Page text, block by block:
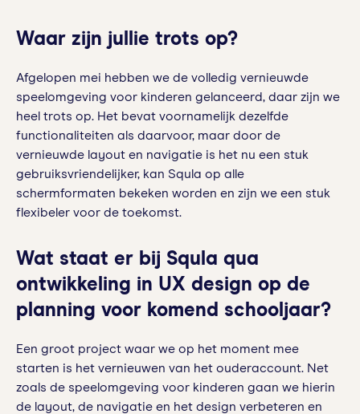
Waar zijn jullie trots op?
Afgelopen mei hebben we de volledig vernieuwde
speelomgeving voor kinderen gelanceerd, daar zijn we
heel trots op. Het bevat voornamelijk dezelfde
functionaliteiten als daarvoor, maar door de
vernieuwde layout en navigatie is het nu een stuk
gebruiksvriendelijker, kan Squla op alle
schermformaten bekeken worden en zijn we een stuk
flexibeler voor de toekomst.
Wat staat er bij Squla qua
ontwikkeling in UX design op de
planning voor komend schooljaar?
Een groot project waar we op het moment mee
starten is het vernieuwen van het ouderaccount. Net
zoals de speelomgeving voor kinderen gaan we hierin
de layout, de navigatie en het design verbeteren en